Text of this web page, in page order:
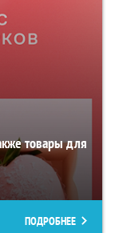
товары для
ПОДРОБНЕЕ